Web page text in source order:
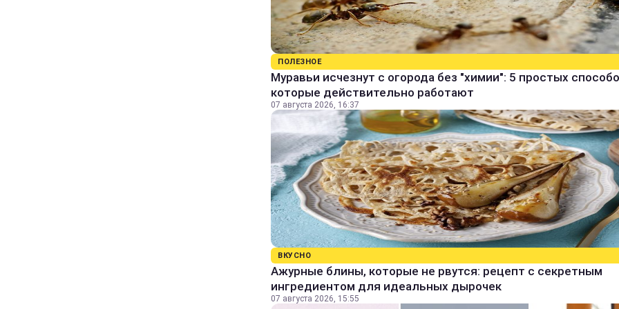
ПОЛЕЗНОЕ
Муравьи исчезнут с огорода без "химии": 5 простых
которые действительно работают
07 августа 2026, 16:37
ВКУСНО
Ажурные блины, которые не рвутся: рецепт с секретным
ингредиентом для идеальных дырочек
07 августа 2026, 15:55